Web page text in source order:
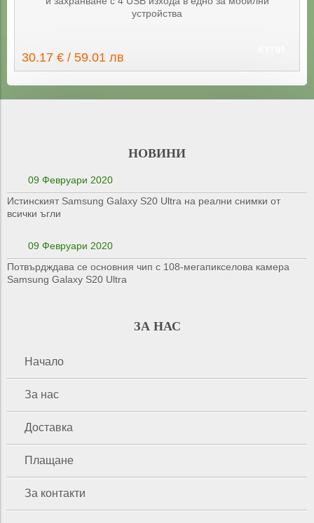
устройства
30.17 € / 59.01 лв
НОВИНИ
09 Февруари 2020
Истинският Samsung Galaxy S20 Ultra на реални снимки от
всички ъгли
09 Февруари 2020
Потвърдждава се основния чип с 108-мегапикселова камера
Samsung Galaxy S20 Ultra
ЗА НАС
Начало
За нас
Доставка
Плащане
За контакти